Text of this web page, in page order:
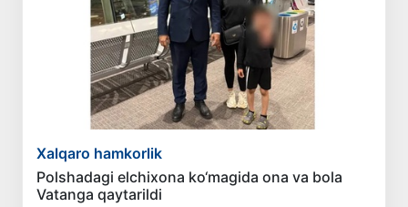
Xalqaro hamkorlik
Polshadagi elchixona ko‘magida ona va bola
Vatanga qaytarildi